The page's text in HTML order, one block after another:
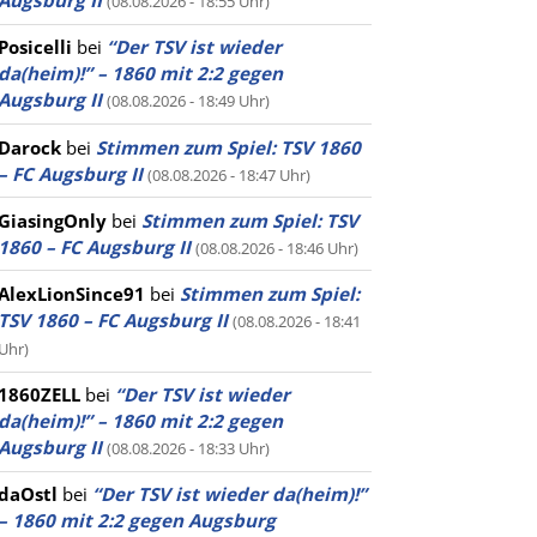
bei “Der TSV ist wieder
– 1860 mit 2:2 gegen
II (08.08.2026 - 18:49 Uhr)
bei Stimmen zum Spiel: TSV 1860
FC Augsburg II (08.08.2026 - 18:47 Uhr)
bei Stimmen zum Spiel: TSV
– FC Augsburg II (08.08.2026 - 18:46 Uhr)
bei Stimmen zum Spiel:
1860 – FC Augsburg II (08.08.2026 - 18:41
bei “Der TSV ist wieder
– 1860 mit 2:2 gegen
II (08.08.2026 - 18:33 Uhr)
bei “Der TSV ist wieder da(heim)!”
1860 mit 2:2 gegen Augsburg